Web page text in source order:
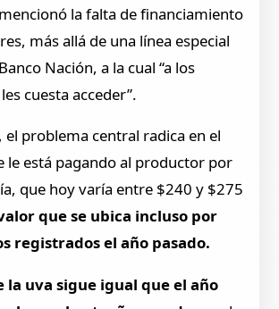
la falta de financiamiento
más allá de una línea especial
Nación, a la cual “a los
cuesta acceder”.
el problema central radica en el
le está pagando al productor por
que hoy varía entre $240 y $275
que se ubica incluso por
registrados el año pasado.
la uva sigue igual que el año